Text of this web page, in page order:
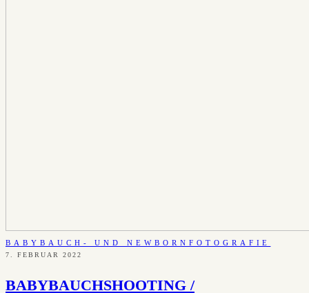
BABYBAUCH- UND NEWBORNFOTOGRAFIE
7. FEBRUAR 2022
BABYBAUCHSHOOTING /